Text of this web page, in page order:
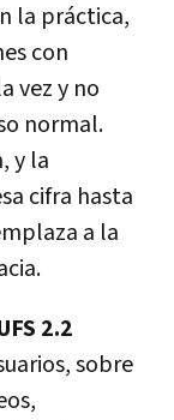
la práctica,
con
vez y no
normal.
y la
cifra hasta
a la
2.2
sobre